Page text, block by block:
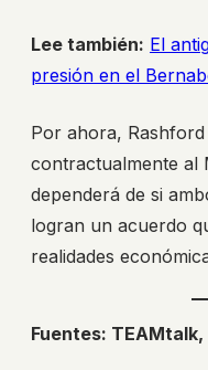
Lee también: El
presión en el
Por ahora,
contractualmente al
dependerá de si
logran un acuerdo
realidades
Fuentes: